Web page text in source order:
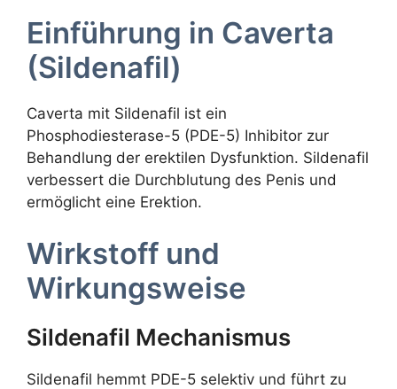
Einführung in Caverta
(Sildenafil)
Caverta mit Sildenafil ist ein
Phosphodiesterase-5 (PDE-5) Inhibitor zur
Behandlung der erektilen Dysfunktion. Sildenafil
verbessert die Durchblutung des Penis und
ermöglicht eine Erektion.
Wirkstoff und
Wirkungsweise
Sildenafil Mechanismus
Sildenafil hemmt PDE-5 selektiv und führt zu